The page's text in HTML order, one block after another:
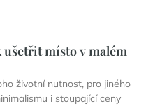
ušetřit místo v malém
životní nutnost, pro jiného
i stoupající ceny